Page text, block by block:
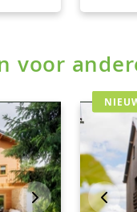
voor